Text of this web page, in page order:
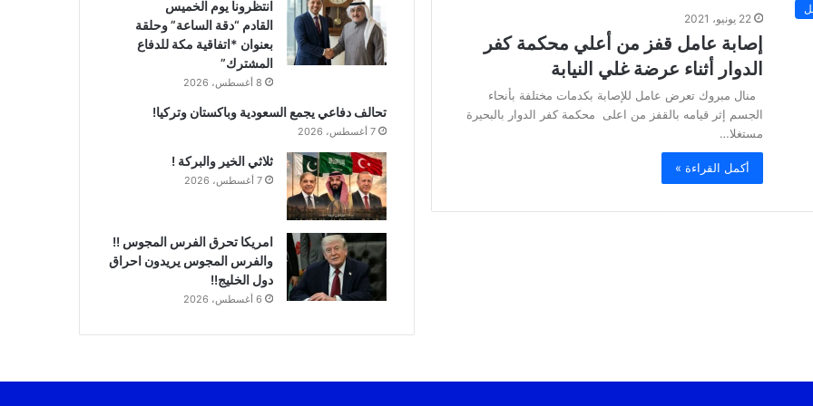
22 يونيو، 2021
إصابة عامل قفز من أعلي محكمة كفر
الدوار أثناء عرضة غلي النيابة
منال مبروك تعرض عامل للإصابة بكدمات مختلفة بأنحاء
الجسم إثر قيامه بالقفز من اعلى محكمة كفر الدوار بالبحيرة
مستغلا…
أكمل القراءة »
انتظرونا يوم الخميس
القادم “دقة الساعة” وحلقة
بعنوان *اتفاقية مكة للدفاع
المشترك”
8 أغسطس، 2026
تحالف دفاعي يجمع السعودية وباكستان وتركيا!
7 أغسطس، 2026
ثلاثي الخير والبركة !
7 أغسطس، 2026
امريكا تحرق الفرس المجوس !!
والفرس المجوس يريدون احراق
دول الخليج!!
6 أغسطس، 2026